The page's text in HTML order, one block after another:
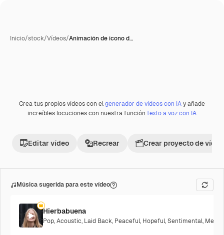
Inicio/stock/Vídeos/Animación de icono d…
PremiumGenerada con IA
Crea tus propios vídeos con elgenerador de vídeos con IAy añade
increíbles locuciones con nuestra función texto a voz con IA
Editar vídeo Recrear Crear proyecto de vídeo
Música sugerida para este vídeo
Hierbabuena
Pop,Acoustic, Laid Back, Peaceful, Hopeful,Sentimental,